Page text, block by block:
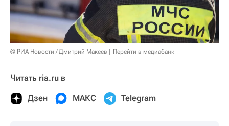
© РИА Новости / Дмитрий Макеев Перейти в медиабанк
Читать ria.ru в
Дзен МАКС Telegram